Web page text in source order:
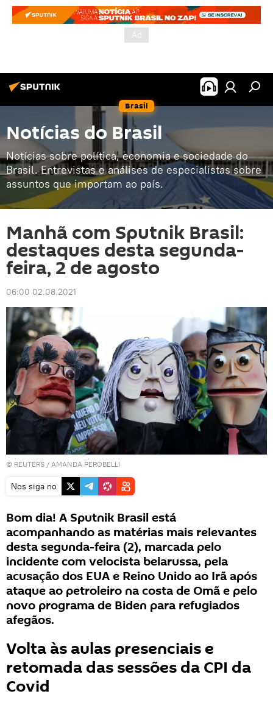
Brasil
Notícias do Brasil
Notícias sobre política, economia e sociedade do
Brasil. Entrevistas e análises de especialistas sobre
assuntos que importam ao país.
Manhã com Sputnik Brasil:
destaques desta segunda-
feira, 2 de agosto
06:00 02.08.2021
© REUTERS / AMANDA PEROBELLI
Nos siga no
Bom dia! A Sputnik Brasil está
acompanhando as matérias mais relevantes
desta segunda-feira (2), marcada pelo
incidente com velocista belarussa, pela
acusação dos EUA e Reino Unido ao Irã após
ataque ao petroleiro na costa de Omã e pelo
novo programa de Biden para refugiados
afegãos.
Volta às aulas presenciais e
retomada das sessões da CPI da
Covid